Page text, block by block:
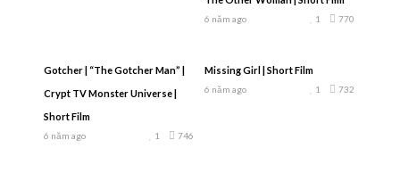
6 năm ago 770
1
Gotcher | “The Gotcher Man” |
Crypt TV Monster Universe |
Short Film
6 năm ago 746
1
Missing Girl | Short Film
6 năm ago 732
1